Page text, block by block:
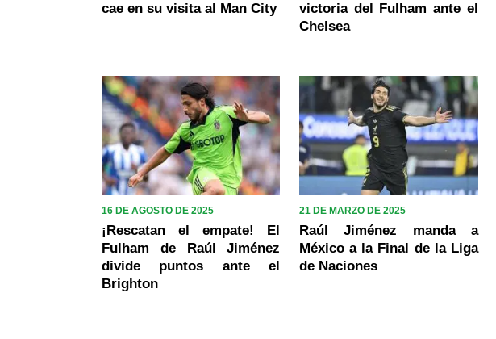
cae en su visita al Man City
victoria del Fulham ante el
Chelsea
16 DE AGOSTO DE 2025
¡Rescatan el empate! El
Fulham de Raúl Jiménez
divide puntos ante el
Brighton
21 DE MARZO DE 2025
Raúl Jiménez manda a
México a la Final de la Liga
de Naciones